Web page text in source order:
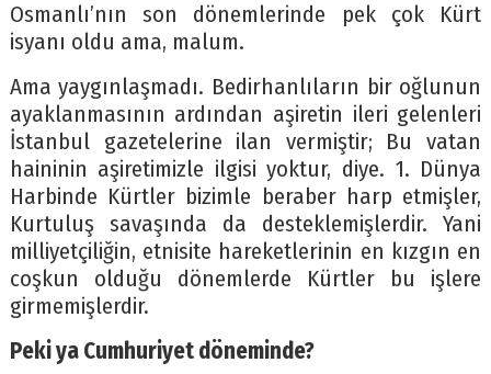
Osmanlı’nın son dönemlerinde pek çok Kürt
isyanı oldu ama, malum.
Ama yaygınlaşmadı. Bedirhanlıların bir oğlunun
ayaklanmasının ardından aşiretin ileri gelenleri
İstanbul gazetelerine ilan vermiştir; Bu vatan
haininin aşiretimizle ilgisi yoktur, diye. 1. Dünya
Harbinde Kürtler bizimle beraber harp etmişler,
Kurtuluş savaşında da desteklemişlerdir. Yani
milliyetçiliğin, etnisite hareketlerinin en kızgın en
coşkun olduğu dönemlerde Kürtler bu işlere
girmemişlerdir.
Peki ya Cumhuriyet döneminde?